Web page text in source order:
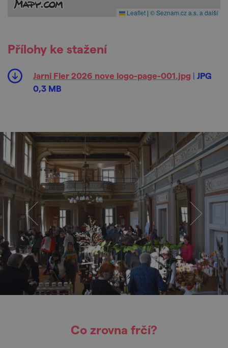
Leaflet | © Seznam.cz a.s. a další
Přílohy ke stažení
Jarni Fler 2026 nove logo-page-001.jpg | JPG
0,3 MB
Co zrovna frčí?